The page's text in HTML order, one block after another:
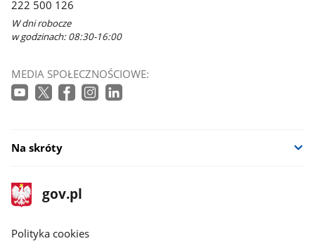
222 500 126
W dni robocze
w godzinach: 08:30-16:00
MEDIA SPOŁECZNOŚCIOWE:
Na skróty
stopka
gov.pl
Strona
gov.pl
gov.pl
Polityka cookies